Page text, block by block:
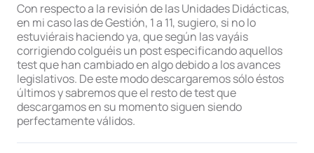
Con respecto a la revisión de las Unidades Didácticas,
en mi caso las de Gestión, 1 a 11, sugiero, si no lo
estuviérais haciendo ya, que según las vayáis
corrigiendo colguéis un post especificando aquellos
test que han cambiado en algo debido a los avances
legislativos. De este modo descargaremos sólo éstos
últimos y sabremos que el resto de test que
descargamos en su momento siguen siendo
perfectamente válidos.